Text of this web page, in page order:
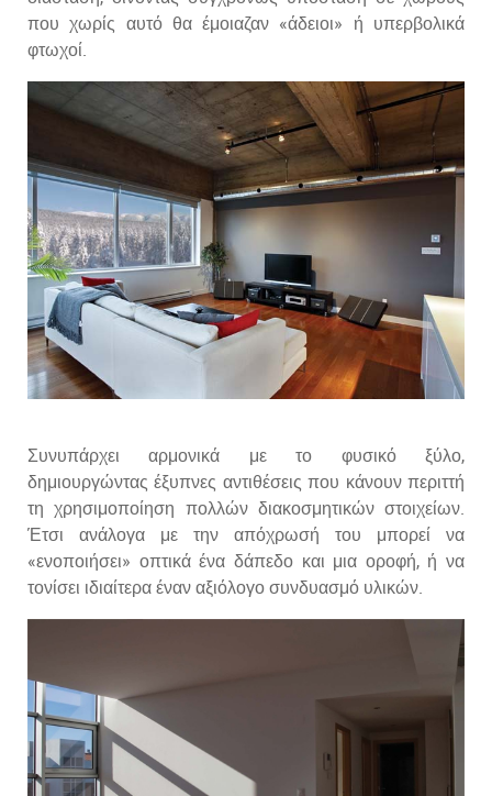
που χωρίς αυτό θα έμοιαζαν «άδειοι» ή υπερβολικά
φτωχοί.
Συνυπάρχει αρμονικά με το φυσικό ξύλο,
δημιουργώντας έξυπνες αντιθέσεις που κάνουν περιττή
τη χρησιμοποίηση πολλών διακοσμητικών στοιχείων.
Έτσι ανάλογα με την απόχρωσή του μπορεί να
«ενοποιήσει» οπτικά ένα δάπεδο και μια οροφή, ή να
τονίσει ιδιαίτερα έναν αξιόλογο συνδυασμό υλικών.